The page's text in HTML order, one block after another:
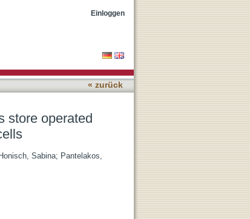
in therapy resistant
Einloggen
« zurück
store operated
Honisch, Sabina; Pantelakos,